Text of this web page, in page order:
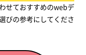
せておすすめのwebデ
びの参考にしてくださ